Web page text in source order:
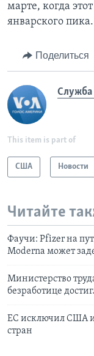
марте, когда
январского пика.
Поделиться
Служба
This item is part of
США Новости
Читайте
Фаучи: Pfizer на
Moderna может
Министерство
безработице
ЕС исключил США
стран